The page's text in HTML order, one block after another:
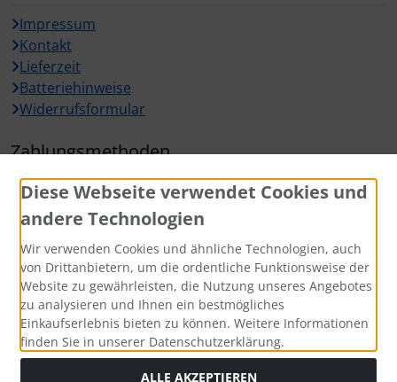
Impressum
Kontakt
Lieferzeit
Batteriehinweise
Widerrufsformular
Zahlungsmethoden
Widerrufsbutton
Diese Webseite verwendet Cookies und
andere Technologien
Wir verwenden Cookies und ähnliche Technologien, auch
von Drittanbietern, um die ordentliche Funktionsweise der
Website zu gewährleisten, die Nutzung unseres Angebotes
zu analysieren und Ihnen ein bestmögliches
Einkaufserlebnis bieten zu können. Weitere Informationen
finden Sie in unserer Datenschutzerklärung.
ALLE AKZEPTIEREN